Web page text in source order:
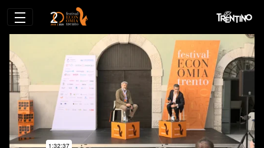
Il posto della guerra e il costo della